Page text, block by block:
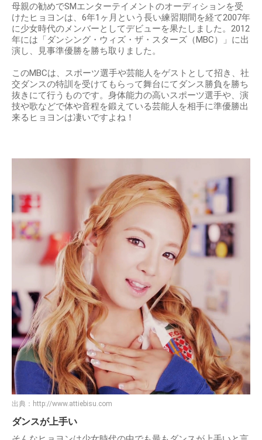
母親の勧めでSMエンターテイメントのオーディションを受
けたヒョヨンは、6年1ヶ月という長い練習期間を経て2007年
に少女時代のメンバーとしてデビューを果たしました。2012
年には「ダンシング・ウィズ・ザ・スターズ（MBC）」に出
演し、見事準優勝を勝ち取りました。
このMBCは、スポーツ選手や芸能人をゲストとして招き、社
交ダンスの特訓を受けてもらって舞台にてダンス勝負を勝ち
抜きにて行うものです。身体能力の高いスポーツ選手や、演
技や歌などで体や音程を鍛えている芸能人を相手に準優勝出
来るヒョヨンは凄いですよね！
出典： http://www.attiebisu.com
ダンスが上手い